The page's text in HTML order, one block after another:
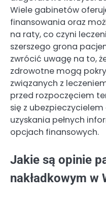
Wiele gabinetów
finansowania oraz
na raty, co czyni
szerszego grona
zwrócić uwagę na to,
zdrowotne mogą
związanych z
przed rozpoczęciem
się z
uzyskania pełnych
opcjach finansowych.
Jakie są opinie
nakładkowym w